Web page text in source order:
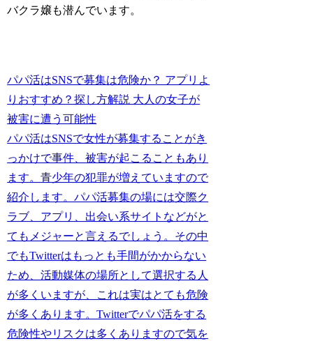
バクラ嬢も潜んでいます。
パパ活はSNSで募集は危険か？ アプリよ
りおすすめ？探し方解説 大人の女子が
被害に遭う可能性
パパ活はSNSで女性が募集することがき
っかけで事件、被害が起こることもあり
ます。青少年の犯罪が増えていますので
紹介します。パパ活募集の場には交際ク
ラブ、アプリ、出会い系サイトなどがと
てもメジャーと言えるでしょう。その中
でもTwitterはもっとも手間がかからない
ため、活動媒体の場所として選択する人
が多くいますが、これは実はとても危険
が多くあります。Twitterでパパ活をする
危険性やリスクは多くありますので気を